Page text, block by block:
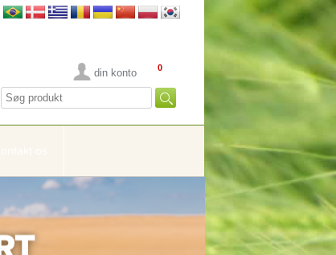
din konto 0